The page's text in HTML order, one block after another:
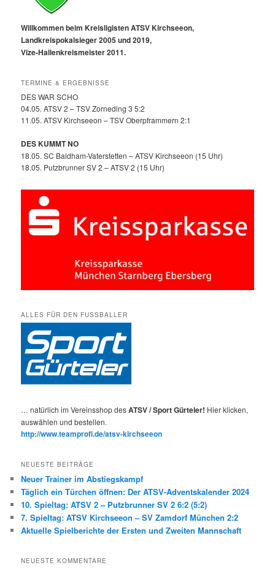
Willkommen beim Kreisligisten ATSV Kirchseeon,
Landkreispokalsieger 2005 und 2019,
Vize-Hallenkreismeister 2011.
TERMINE & ERGEBNISSE
DES WAR SCHO
04.05. ATSV 2 – TSV Zorneding 3 5:2
11.05. ATSV Kirchseeon – TSV Oberpframmern 2:1
DES KUMMT NO
18.05. SC Baldham-Vaterstetten – ATSV Kirchseeon (15 Uhr)
18.05. Putzbrunner SV 2 – ATSV 2 (15 Uhr)
ALLES FÜR DEN FUSSBALLER
… natürlich im Vereinsshop desATSV / Sport Gürteler! Hier klicken,
auswählen und bestellen.
http://www.teamprofi.de/atsv-kirchseeon
NEUESTE BEITRÄGE
Neuer Trainer im Abstiegskampf
Täglich ein Türchen öffnen: Der ATSV-Adventskalender 2024
10. Spieltag: ATSV 2 – Putzbrunner SV 2 6:2 (5:2)
7. Spieltag: ATSV Kirchseeon – SV Zamdorf München 2:2
Aktuelle Spielberichte der Ersten und Zweiten Mannschaft
NEUESTE KOMMENTARE